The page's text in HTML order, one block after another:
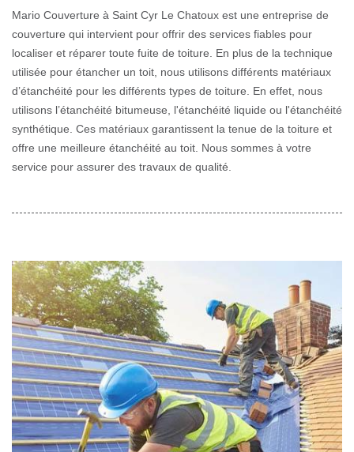
Mario Couverture à Saint Cyr Le Chatoux est une entreprise de
couverture qui intervient pour offrir des services fiables pour
localiser et réparer toute fuite de toiture. En plus de la technique
utilisée pour étancher un toit, nous utilisons différents matériaux
d’étanchéité pour les différents types de toiture. En effet, nous
utilisons l’étanchéité bitumeuse, l'étanchéité liquide ou l'étanchéité
synthétique. Ces matériaux garantissent la tenue de la toiture et
offre une meilleure étanchéité au toit. Nous sommes à votre
service pour assurer des travaux de qualité.